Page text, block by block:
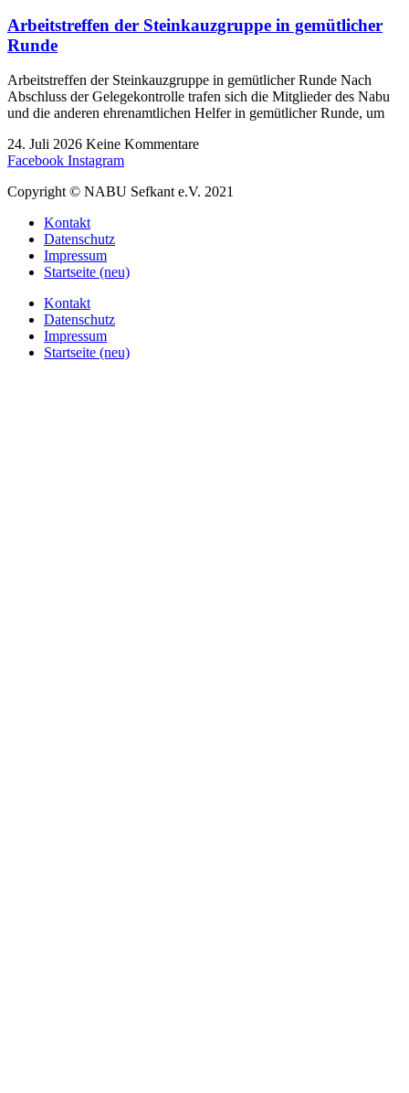
Arbeitstreffen der Steinkauzgruppe in gemütlicher
Runde
Arbeitstreffen der Steinkauzgruppe in gemütlicher Runde Nach
Abschluss der Gelegekontrolle trafen sich die Mitglieder des Nabu
und die anderen ehrenamtlichen Helfer in gemütlicher Runde, um
24. Juli 2026 Keine Kommentare
Facebook Instagram
Copyright © NABU Sefkant e.V. 2021
Kontakt
Datenschutz
Impressum
Startseite (neu)
Kontakt
Datenschutz
Impressum
Startseite (neu)